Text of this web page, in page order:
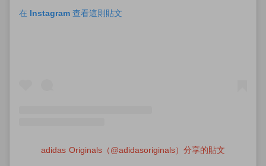
在 Instagram 查看這則貼文
adidas Originals（@adidasoriginals）分享的貼文